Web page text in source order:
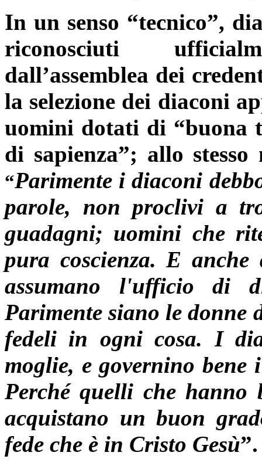
In un senso “tecnico”,
riconosciuti
dall’assemblea dei
la selezione dei diaconi
uomini dotati di “buona
di sapienza”; allo
“Parimente i diaconi
parole, non proclivi a
guadagni; uomini che
pura coscienza. E
assumano l'ufficio di
Parimente siano le donne
fedeli in ogni cosa. I
moglie, e governino
Perché quelli che
acquistano un buon
fede che è in Cristo Gesù”.